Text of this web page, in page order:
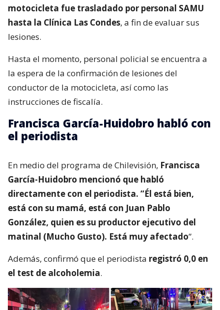
motocicleta fue trasladado por personal SAMU
hasta la Clínica Las Condes, a fin de evaluar sus
lesiones.
Hasta el momento, personal policial se encuentra a
la espera de la confirmación de lesiones del
conductor de la motocicleta, así como las
instrucciones de fiscalía.
Francisca García-Huidobro habló con
el periodista
En medio del programa de Chilevisión, Francisca
García-Huidobro mencionó que habló
directamente con el periodista. “Él está bien,
está con su mamá, está con Juan Pablo
González, quien es su productor ejecutivo del
matinal (Mucho Gusto). Está muy afectado”.
Además, confirmó que el periodista registró 0,0 en
el test de alcoholemia.